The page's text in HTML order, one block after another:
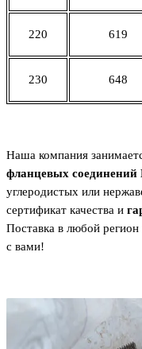
220 619
230 648
Наша компания
фланцевых
углеродистых или
сертификат качества и
Поставка в любой
с вами!